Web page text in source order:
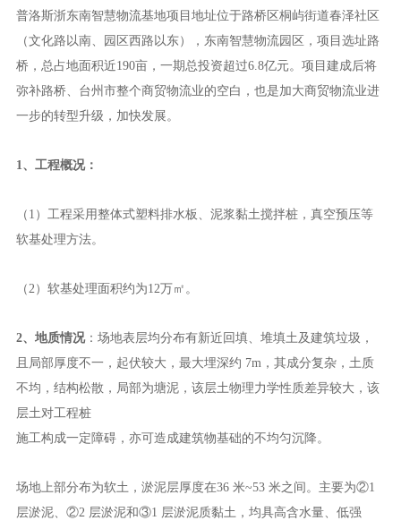
普洛斯浙东南智慧物流基地项目 地址位于路桥区桐屿街道春泽社区
（文化路以南、园区西路以东），东南智慧物流园区，项目选址路
桥，总占地面积近190亩，一期总投资超过6.8亿元。项目建成后将
弥补路桥、台州市整个商贸物流业的空白，也是加大商贸物流业进
一步的转型升级，加快发展。
1、工程概况：
（1）工程采用整体式塑料排水板、泥浆黏土搅拌桩，真空预压等
软基处理方法。
（2）软基处理面积约为12万㎡。
2、地质情况：场地表层均分布有新近回填、堆填土及建筑垃圾，
且局部厚度不一，起伏较大，最大埋深约 7m， 其成分复杂，土质
不均，结构松散，局部为塘泥，该层土物理力学性质差异较大，该
层土对工程桩
施工构成一定障碍，亦可造成建筑物基础的不均匀沉降。
场地上部分布为软土，淤泥层厚度在36 米~53 米之间。主要为②1
层淤泥、②2 层淤泥和③1 层淤泥质黏土，均具高含水量、低强